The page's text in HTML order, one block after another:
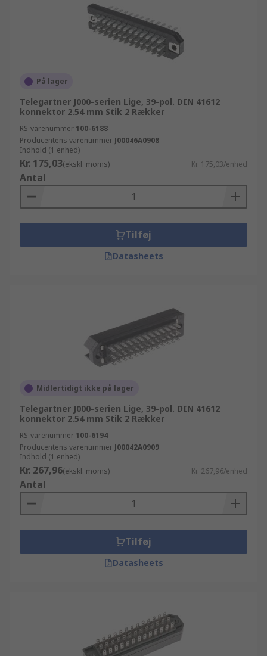
På lager
Telegartner J000-serien Lige, 39-pol. DIN 41612
konnektor 2.54 mm Stik 2 Rækker
RS-varenummer 100-6188
Producentens varenummer J00046A0908
Indhold (1 enhed)
Kr. 175,03(ekskl. moms) Kr. 175,03/enhed
Antal
Tilføj
Datasheets
Midlertidigt ikke på lager
Telegartner J000-serien Lige, 39-pol. DIN 41612
konnektor 2.54 mm Stik 2 Rækker
RS-varenummer 100-6194
Producentens varenummer J00042A0909
Indhold (1 enhed)
Kr. 267,96(ekskl. moms) Kr. 267,96/enhed
Antal
Tilføj
Datasheets